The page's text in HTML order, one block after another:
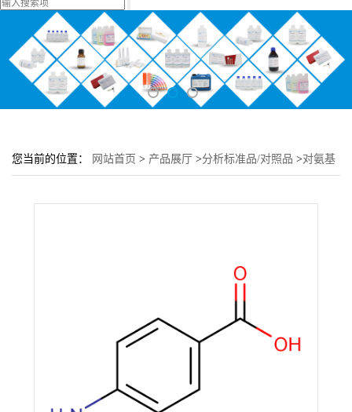
您当前的位置： 网站首页 > 产品展厅 >分析标准品/对照品 >对氨基